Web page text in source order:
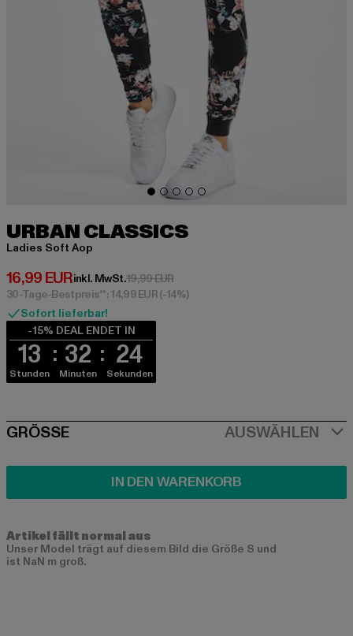
URBAN CLASSICS
Ladies Soft Aop
16,99 EUR
Derzeitiger Preis: 16,99 EUR
inkl. MwSt.19,99 EURAktionspreis: 19,99 EUR
30-Tage-Bestpreis**: 14,99 EUR(-14%)
Sofort lieferbar!
-15% DEAL ENDET IN
13
Stunden
32
Minuten
24
Sekunden
SIZE
GRÖSSE AUSWÄHLEN
IN DEN WARENKORB
Artikel fällt normal aus
Unser Model trägt auf diesem Bild die Größe S und
ist NaN m groß.